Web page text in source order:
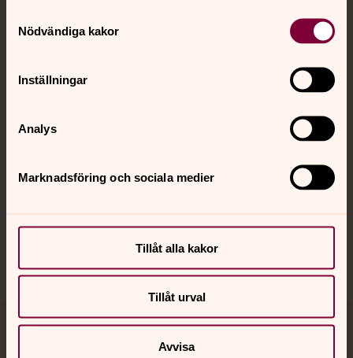
Nödvändiga kakor
Inställningar
Analys
Marknadsföring och sociala medier
Tillåt alla kakor
Tillåt urval
Avvisa
Kontakt
Sociala kanaler